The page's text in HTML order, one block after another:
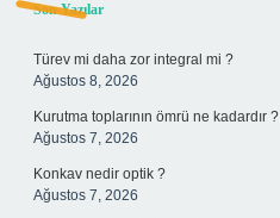
Sidebar
Son Yazılar
Türev mi daha zor integral mi ?
Ağustos 8, 2026
Kurutma toplarının ömrü ne kadardır ?
Ağustos 7, 2026
Konkav nedir optik ?
Ağustos 7, 2026